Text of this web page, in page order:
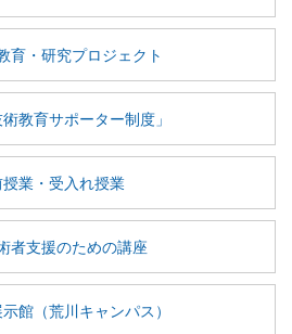
育・研究プロジェクト
術教育サポーター制度」
業・受入れ授業
者支援のための講座
館（荒川キャンパス）